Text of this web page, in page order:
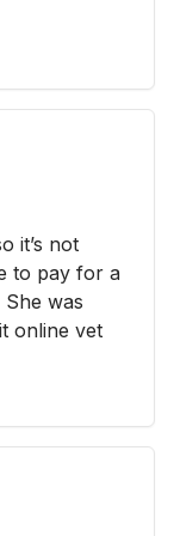
it’s not
to pay for a
was
online vet